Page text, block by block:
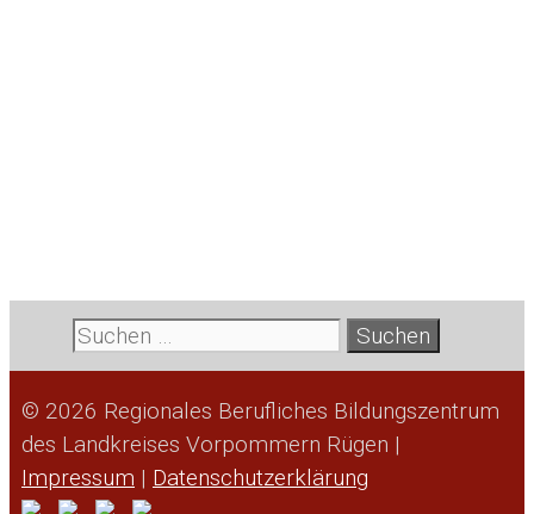
Suche
nach:
© 2026 Regionales Berufliches Bildungszentrum
des Landkreises Vorpommern Rügen |
Impressum | Datenschutzerklärung